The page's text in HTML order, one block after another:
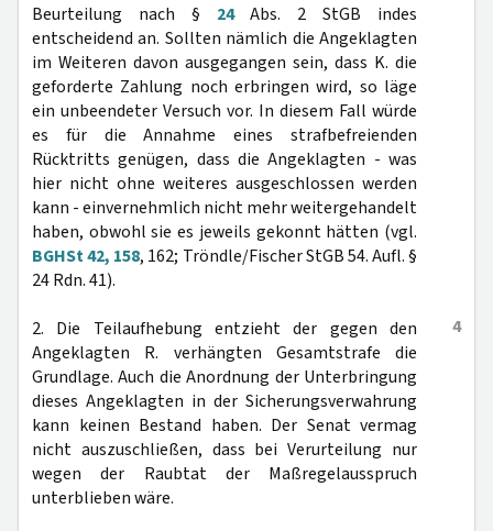
Beurteilung nach § 24Abs. 2 StGB indes
entscheidend an. Sollten nämlich die Angeklagten
im Weiteren davon ausgegangen sein, dass K. die
geforderte Zahlung noch erbringen wird, so läge
ein unbeendeter Versuch vor. In diesem Fall würde
es für die Annahme eines strafbefreienden
Rücktritts genügen, dass die Angeklagten - was
hier nicht ohne weiteres ausgeschlossen werden
kann - einvernehmlich nicht mehr weitergehandelt
haben, obwohl sie es jeweils gekonnt hätten (vgl.
BGHSt 42, 158, 162; Tröndle/Fischer StGB 54. Aufl. §
24 Rdn. 41).
4
2. Die Teilaufhebung entzieht der gegen den
Angeklagten R. verhängten Gesamtstrafe die
Grundlage. Auch die Anordnung der Unterbringung
dieses Angeklagten in der Sicherungsverwahrung
kann keinen Bestand haben. Der Senat vermag
nicht auszuschließen, dass bei Verurteilung nur
wegen der Raubtat der Maßregelausspruch
unterblieben wäre.